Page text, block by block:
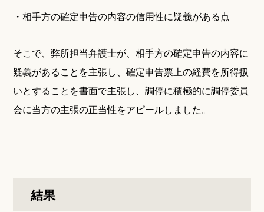
・相手方の確定申告の内容の信用性に疑義がある点
そこで、弊所担当弁護士が、相手方の確定申告の内容に
疑義があることを主張し、確定申告票上の経費を所得扱
いとすることを書面で主張し、調停に積極的に調停委員
会に当方の主張の正当性をアピールしました。
結果